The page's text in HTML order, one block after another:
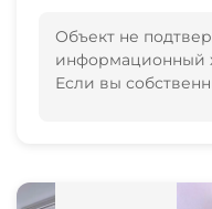
Объект не
информационный
Если вы